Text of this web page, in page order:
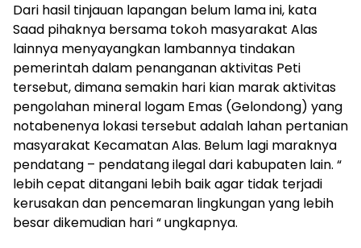
Dari hasil tinjauan lapangan belum lama ini, kata
Saad pihaknya bersama tokoh masyarakat Alas
lainnya menyayangkan lambannya tindakan
pemerintah dalam penanganan aktivitas Peti
tersebut, dimana semakin hari kian marak aktivitas
pengolahan mineral logam Emas (Gelondong) yang
notabenenya lokasi tersebut adalah lahan pertanian
masyarakat Kecamatan Alas. Belum lagi maraknya
pendatang – pendatang ilegal dari kabupaten lain. “
lebih cepat ditangani lebih baik agar tidak terjadi
kerusakan dan pencemaran lingkungan yang lebih
besar dikemudian hari “ ungkapnya.